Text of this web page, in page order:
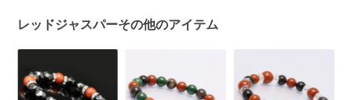
レッドジャスパーその他のアイテム